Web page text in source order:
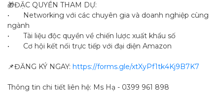
🎁ĐẶC QUYỀN THAM DỰ:
•
Networking với các chuyên gia và doanh nghiệp cùng
ngành
•
Tài liệu độc quyền về chiến lược xuất khẩu số
•
Cơ hội kết nối trực tiếp với đại diện Amazon
📌ĐĂNG KÝ NGAY: https://forms.gle/xtXyPf1tk4Kj9B7K7
Thông tin chi tiết liên hệ: Ms Hạ - 0399 961 898